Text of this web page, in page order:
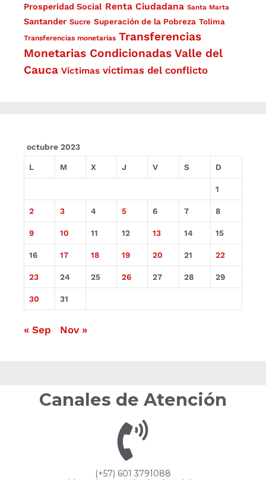
Prosperidad Social Renta Ciudadana Santa Marta
Santander Sucre Superación de la Pobreza Tolima
Transferencias monetarias Transferencias
Monetarias Condicionadas Valle del
Cauca Víctimas víctimas del conflicto
octubre 2023
L M X J V S D
1
2 3 4 5 6 7 8
9 10 11 12 13 14 15
16 17 18 19 20 21 22
23 24 25 26 27 28 29
30 31
« Sep Nov »
Canales de Atención
(+57) 601 3791088